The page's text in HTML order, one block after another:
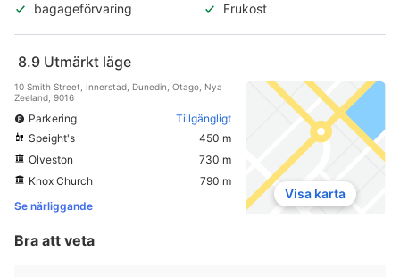
bagageförvaring
Frukost
8.9 Utmärkt läge
10 Smith Street, Innerstad, Dunedin, Otago, Nya
Zeeland, 9016
Parkering
Tillgängligt
Speight's
450 m
Olveston
730 m
Knox Church
790 m
Se närliggande
Visa karta
Bra att veta